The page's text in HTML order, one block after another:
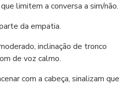
limitem a conversa a sim/não.
da empatia.
inclinação de tronco
de voz calmo.
com a cabeça, sinalizam que